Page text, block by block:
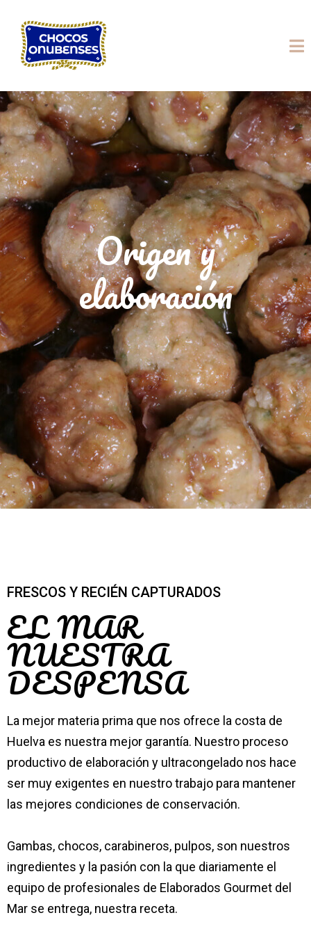
Origen y
elaboración
FRESCOS Y RECIÉN CAPTURADOS
EL MAR
NUESTRA
DESPENSA
La mejor materia prima que nos ofrece la costa de
Huelva es nuestra mejor garantía. Nuestro proceso
productivo de elaboración y ultracongelado nos hace
ser muy exigentes en nuestro trabajo para mantener
las mejores condiciones de conservación.
Gambas, chocos, carabineros, pulpos, son nuestros
ingredientes y la pasión con la que diariamente el
equipo de profesionales de Elaborados Gourmet del
Mar se entrega, nuestra receta.